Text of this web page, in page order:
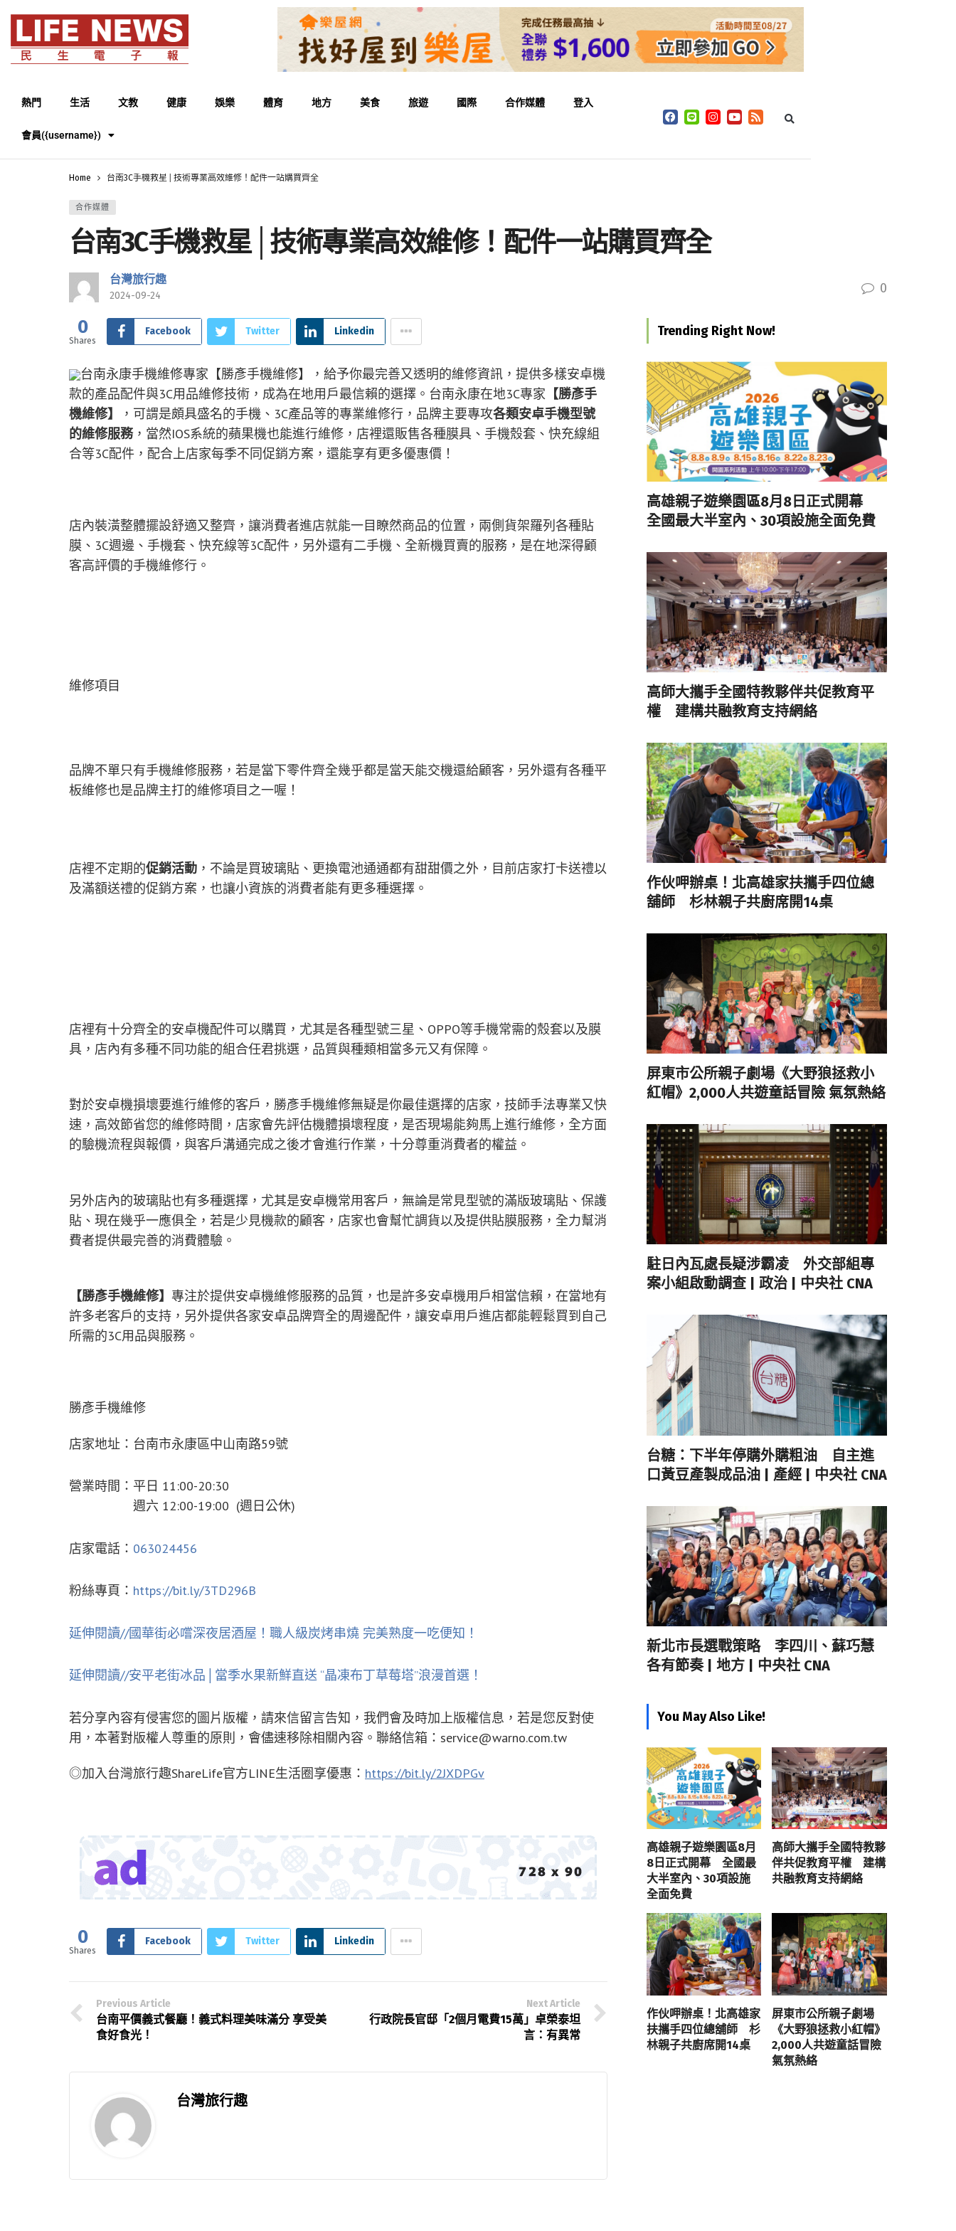
熱門 生活 文教 健康 娛樂 體育 地方 美食 旅遊 國際 合作媒體 登入
會員({username})
Home 台南3C手機救星│技術專業高效維修！配件一站購買齊全
合作媒體
台南3C手機救星│技術專業高效維修！配件一站購買齊全
台灣旅行趣
2024-09-24 0
0
Shares
Facebook Twitter Linkedin
台南永康手機維修專家【勝彥手機維修】，給予你最完善又透明的維修資訊，提供多樣安卓機
款的產品配件與3C用品維修技術，成為在地用戶最信賴的選擇。台南永康在地3C專家 【勝彥手
機維修】
，可謂是頗具盛名的手機、3C產品等的專業維修行，品牌主要專攻各類安卓手機型號
的維修服務，當然IOS系統的蘋果機也能進行維修，店裡還販售各種膜具、手機殼套、快充線組
合等3C配件，配合上店家每季不同促銷方案，還能享有更多優惠價！
店內裝潢整體擺設舒適又整齊，讓消費者進店就能一目瞭然商品的位置，兩側貨架羅列各種貼
膜、3C週邊、手機套、快充線等3C配件，另外還有二手機、全新機買賣的服務，是在地深得顧
客高評價的手機維修行。
維修項目
品牌不單只有手機維修服務，若是當下零件齊全幾乎都是當天能交機還給顧客，另外還有各種平
板維修也是品牌主打的維修項目之一喔！
店裡不定期的促銷活動 ，不論是買玻璃貼、更換電池通通都有甜甜價之外，目前店家打卡送禮以
及滿額送禮的促銷方案，也讓小資族的消費者能有更多種選擇。
店裡有十分齊全的安卓機配件可以購買，尤其是各種型號三星、OPPO等手機常需的殼套以及膜
具，店內有多種不同功能的組合任君挑選，品質與種類相當多元又有保障。
對於安卓機損壞要進行維修的客戶，勝彥手機維修無疑是你最佳選擇的店家，技師手法專業又快
速，高效節省您的維修時間，店家會先評估機體損壞程度，是否現場能夠馬上進行維修，全方面
的驗機流程與報價，與客戶溝通完成之後才會進行作業，十分尊重消費者的權益。
另外店內的玻璃貼也有多種選擇，尤其是安卓機常用客戶，無論是常見型號的滿版玻璃貼、保護
貼、現在幾乎一應俱全，若是少見機款的顧客，店家也會幫忙調貨以及提供貼膜服務，全力幫消
費者提供最完善的消費體驗。
【勝彥手機維修】 專注於提供安卓機維修服務的品質，也是許多安卓機用戶相當信賴，在當地有
許多老客戶的支持，另外提供各家安卓品牌齊全的周邊配件，讓安卓用戶進店都能輕鬆買到自己
所需的3C用品與服務。
勝彥手機維修
店家地址：台南市永康區中山南路59號
營業時間：平日 11:00-20:30
週六 12:00-19:00 (週日公休)
店家電話： 063024456
粉絲專頁： https://bit.ly/3TD296B
延伸閱讀//國華街必嚐深夜居酒屋！職人級炭烤串燒 完美熟度一吃便知！
延伸閱讀//安平老街冰品│當季水果新鮮直送 “晶凍布丁草莓塔”浪漫首選！
若分享內容有侵害您的圖片版權，請來信留言告知，我們會及時加上版權信息，若是您反對使
用，本著對版權人尊重的原則，會儘速移除相關內容。聯絡信箱： service@warno.com.tw
◎加入台灣旅行趣ShareLife官方LINE生活圈享優惠： https://bit.ly/2JXDPGv
0
Shares
Facebook Twitter Linkedin
Previous Article
台南平價義式餐廳！義式料理美味滿分 享受美
食好食光！
Next Article
行政院長官邸「2個月電費15萬」卓榮泰坦
言：有異常
台灣旅行趣
Trending Right Now!
高雄親子遊樂園區8月8日正式開幕
全國最大半室內、30項設施全面免費
高師大攜手全國特教夥伴共促教育平
權 建構共融教育支持網絡
作伙呷辦桌！北高雄家扶攜手四位總
舖師 杉林親子共廚席開14桌
屏東市公所親子劇場《大野狼拯救小
紅帽》2,000人共遊童話冒險 氣氛熱絡
駐日內瓦處長疑涉霸凌 外交部組專
案小組啟動調查 | 政治 | 中央社 CNA
台糖：下半年停購外購粗油 自主進
口黃豆產製成品油 | 產經 | 中央社 CNA
新北市長選戰策略 李四川、蘇巧慧
各有節奏 | 地方 | 中央社 CNA
You May Also Like!
高雄親子遊樂園區8月
8日正式開幕 全國最
大半室內、30項設施
全面免費
高師大攜手全國特教夥
伴共促教育平權 建構
共融教育支持網絡
作伙呷辦桌！北高雄家
扶攜手四位總舖師 杉
林親子共廚席開14桌
屏東市公所親子劇場
《大野狼拯救小紅帽》
2,000人共遊童話冒險
氣氛熱絡